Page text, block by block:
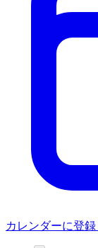
カレンダーに登録